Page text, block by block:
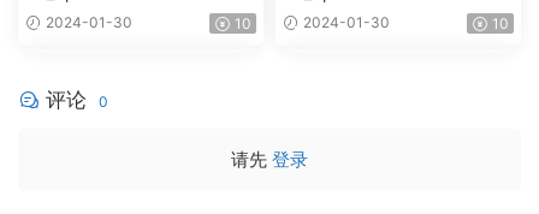
2024-01-30 10 2024-01-30 10
评论 0
请先 登录